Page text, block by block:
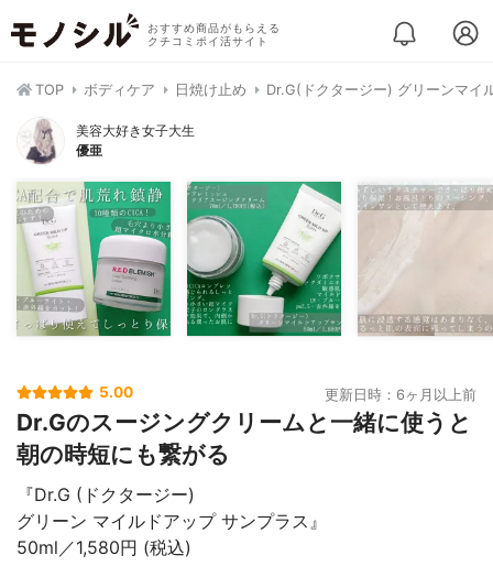
おすすめ商品がもらえる
クチコミポイ活サイト
TOP ボディケア 日焼け止め Dr.G(ドクタージー) グリーンマイ
美容大好き女子大生
優亜
5.00 更新日時：6ヶ月以上前
Dr.Gのスージングクリームと一緒に使うと
朝の時短にも繋がる
『Dr.G (ドクタージー)
グリーン マイルドアップ サンプラス』
50ml／1,580円 (税込)